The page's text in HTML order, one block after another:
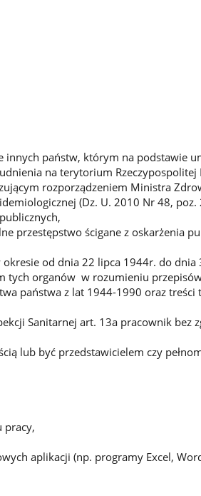
państw, którym na podstawie
na terytorium Rzeczypospolitej
rozporządzeniem Ministra
(Dz. U. 2010 Nr 48, poz.
przestępstwo ścigane z oskarżenia
od dnia 22 lipca 1944r. do dnia
tych organów w rozumieniu
państwa z lat 1944-1990 oraz
Sanitarnej art. 13a pracownik bez
lub być przedstawicielem czy
zarobkowych,
pracy,
aplikacji (np. programy Excel,